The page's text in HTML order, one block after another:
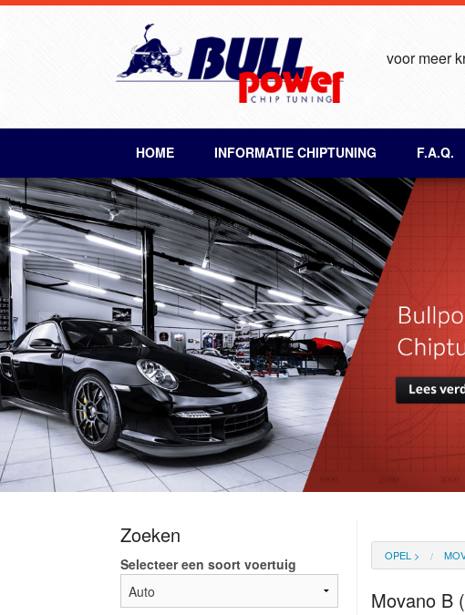
voor meer
HOME INFORMATIE CHIPTUNING F.A.Q.
Zoeken
Selecteer een soort voertuig
OPEL >
Movano B